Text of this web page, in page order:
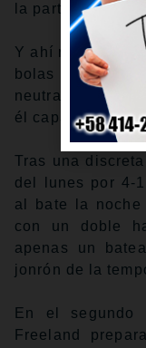
la parte baja de
Y ahí radica el
bolas
neutralizarlo,
él capaces de
Tras una
del lunes por 4-
al bate la noche
con un doble
apenas un
jonrón de la
En el segundo
Freeland